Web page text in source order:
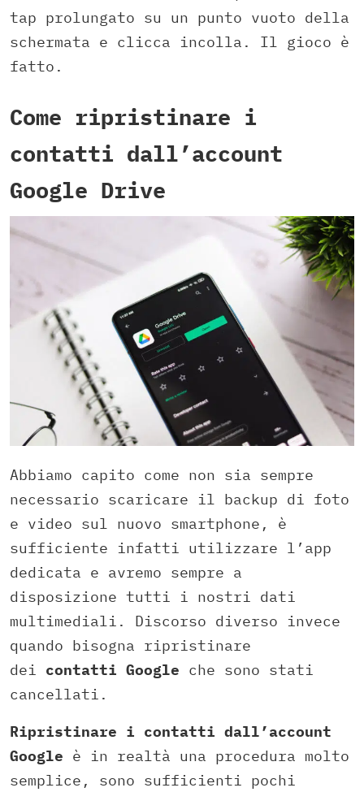
tap prolungato su un punto vuoto della
schermata e clicca incolla. Il gioco è
fatto.
Come ripristinare i
contatti dall’account
Google Drive
Abbiamo capito come non sia sempre
necessario scaricare il backup di foto
e video sul nuovo smartphone, è
sufficiente infatti utilizzare l’app
dedicata e avremo sempre a
disposizione tutti i nostri dati
multimediali. Discorso diverso invece
quando bisogna ripristinare
dei contatti Google che sono stati
cancellati.
Ripristinare i contatti dall’account
Google è in realtà una procedura molto
semplice, sono sufficienti pochi